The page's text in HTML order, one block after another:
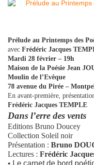
Prélude au Printemps des
avec Frédéric Jacques
Mardi 28 février – 19h
Maison de la Poésie Jean
Moulin de l’Evêque
78 avenue du Pirée –
En avant-première,
Frédéric Jacques TEMPLE
Dans l’erre des vents
Editions Bruno Doucey
Collection Soleil noir
Présentation : Bruno
Lectures : Frédéric